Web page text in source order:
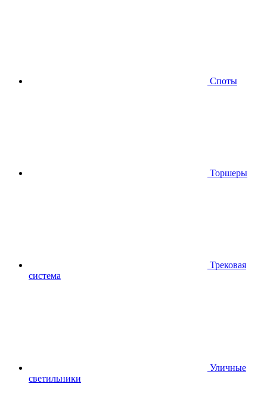
Споты
Торшеры
Трековая
система
Уличные
светильники